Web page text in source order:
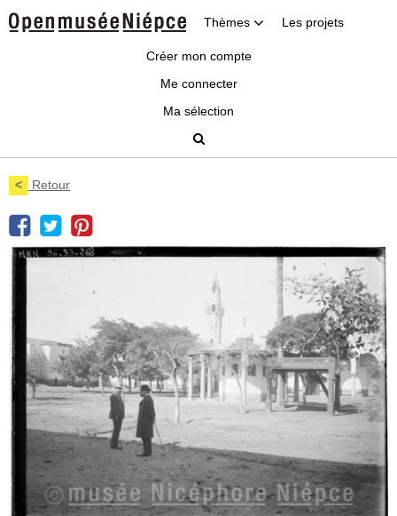
Thèmes Les projets
Créer mon compte
Me connecter
Ma sélection
< Retour